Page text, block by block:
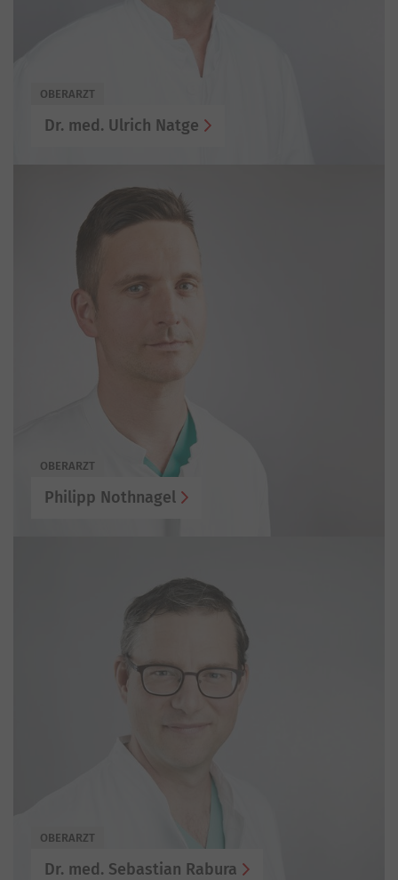
OBERARZT
Dr. med. Ulrich Natge
OBERARZT
Philipp Nothnagel
OBERARZT
Dr. med. Sebastian Rabura